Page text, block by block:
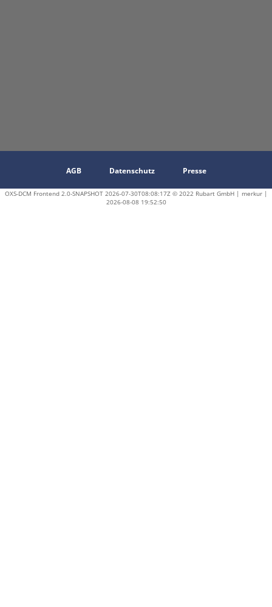
AGB Datenschutz Presse
OXS-DCM Frontend 2.0-SNAPSHOT 2026-07-30T08:08:17Z © 2022 Rubart GmbH | merkur |
2026-08-08 19:52:50